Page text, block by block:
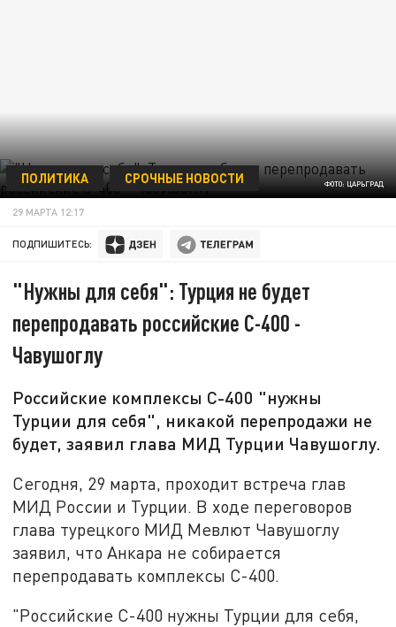
ФОТО: ЦАРЬГРАД
ПОЛИТИКА СРОЧНЫЕ НОВОСТИ
29 МАРТА 12:17
ПОДПИШИТЕСЬ:
"Нужны для себя": Турция не будет
перепродавать российские С-400 -
Чавушоглу
Российские комплексы С-400 "нужны
Турции для себя", никакой перепродажи не
будет, заявил глава МИД Турции Чавушоглу.
Сегодня, 29 марта, проходит встреча глав
МИД России и Турции. В ходе переговоров
глава турецкого МИД Мевлют Чавушоглу
заявил, что Анкара не собирается
перепродавать комплексы С-400.
"Российские С-400 нужны Турции для себя,